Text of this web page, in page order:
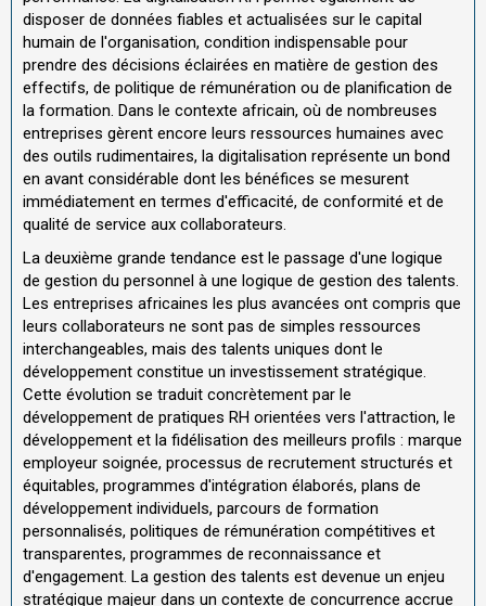
disposer de données fiables et actualisées sur le capital
humain de l'organisation, condition indispensable pour
prendre des décisions éclairées en matière de gestion des
effectifs, de politique de rémunération ou de planification de
la formation. Dans le contexte africain, où de nombreuses
entreprises gèrent encore leurs ressources humaines avec
des outils rudimentaires, la digitalisation représente un bond
en avant considérable dont les bénéfices se mesurent
immédiatement en termes d'efficacité, de conformité et de
qualité de service aux collaborateurs.
La deuxième grande tendance est le passage d'une logique
de gestion du personnel à une logique de gestion des talents.
Les entreprises africaines les plus avancées ont compris que
leurs collaborateurs ne sont pas de simples ressources
interchangeables, mais des talents uniques dont le
développement constitue un investissement stratégique.
Cette évolution se traduit concrètement par le
développement de pratiques RH orientées vers l'attraction, le
développement et la fidélisation des meilleurs profils : marque
employeur soignée, processus de recrutement structurés et
équitables, programmes d'intégration élaborés, plans de
développement individuels, parcours de formation
personnalisés, politiques de rémunération compétitives et
transparentes, programmes de reconnaissance et
d'engagement. La gestion des talents est devenue un enjeu
stratégique majeur dans un contexte de concurrence accrue